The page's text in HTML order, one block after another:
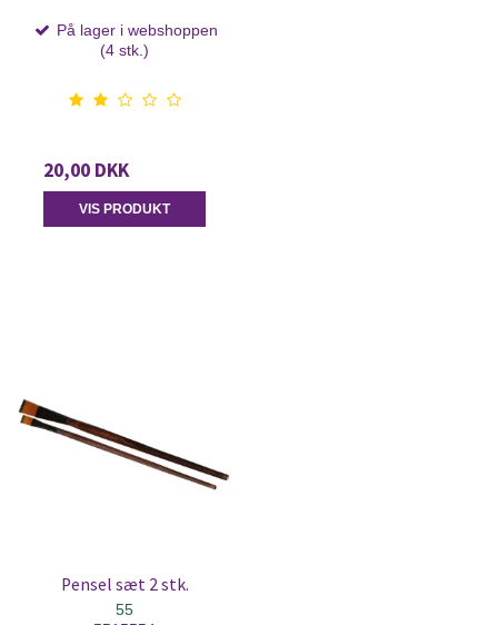
På lager i webshoppen
(4 stk.)
20,00 DKK
VIS PRODUKT
Pensel sæt 2 stk.
55